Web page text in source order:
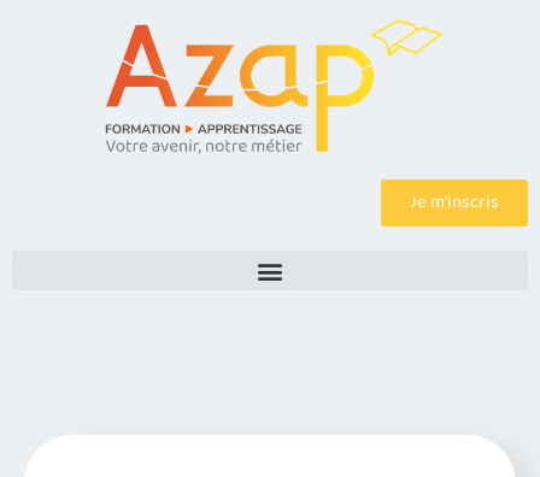
Je m’inscris